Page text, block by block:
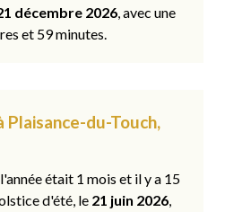
décembre 2026, avec une
et 59 minutes.
Plaisance-du-Touch,
était 1 mois et il y a 15
d'été, le 21 juin 2026,